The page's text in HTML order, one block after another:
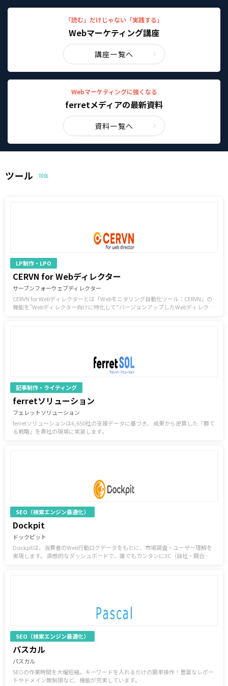
「読む」だけじゃない「実践する」
Webマーケティング講座
講座一覧へ
Webマーケティングに強くなる
ferretメディアの最新資料
資料一覧へ
ツール TOOL
LP制作・LPO
CERVN for Webディレクター
サーブンフォーウェブディレクター
CERVN for Webディレクターとは「Webモニタリング自動化ツール：CERVN」の
機能を”Webディレクター向けに特化して”バージョンアップしたWebディレクタ
記事制作・ライティング
ferretソリューション
フェレットソリューション
ferretソリューションは6,650社の支援データに基づき、 成果から逆算した「勝て
る戦略」を貴社の現場に実装します。
SEO（検索エンジン最適化）
Dockpit
ドックピット
Dockpitは、消費者のWeb行動ログデータをもとに、市場調査・ユーザー理解を
実現します。 直感的なダッシュボードで、誰でもカンタンに3C（自社・競合・
SEO（検索エンジン最適化）
パスカル
パスカル
SEOの作業時間を大幅短縮。キーワードを入れるだけの簡単操作！豊富なレポー
トやドメイン無制限など、機能が充実しています。